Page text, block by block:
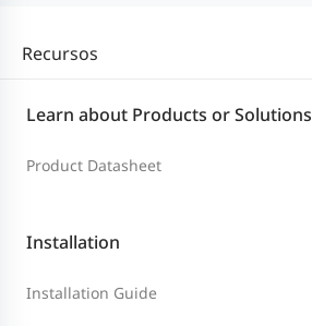
Recursos
Learn about Products or Solutions
Product Datasheet
Installation
Installation Guide